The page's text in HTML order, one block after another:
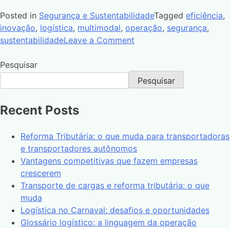
Posted in Segurança e SustentabilidadeTagged eficiência,
inovação, logística, multimodal, operação, segurança,
sustentabilidadeLeave a Comment
Pesquisar
Pesquisar
Recent Posts
Reforma Tributária: o que muda para transportadoras
e transportadores autônomos
Vantagens competitivas que fazem empresas
crescerem
Transporte de cargas e reforma tributária: o que
muda
Logística no Carnaval: desafios e oportunidades
Glossário logístico: a linguagem da operação